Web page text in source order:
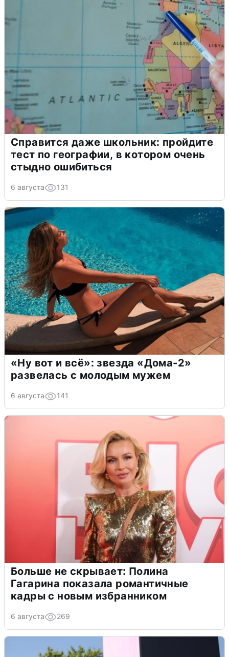
Справится даже школьник: пройдите
тест по географии, в котором очень
стыдно ошибиться
6 августа 131
«Ну вот и всё»: звезда «Дома-2»
развелась с молодым мужем
6 августа 141
Больше не скрывает: Полина
Гагарина показала романтичные
кадры с новым избранником
6 августа 269